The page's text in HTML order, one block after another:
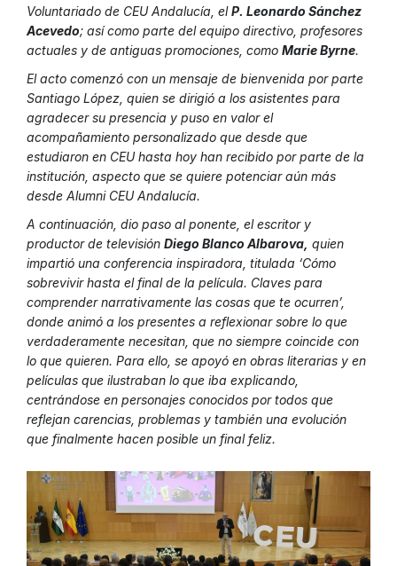
Voluntariado de CEU Andalucía, elP. Leonardo Sánchez
Acevedo; así como parte del equipo directivo, profesores
actuales y de antiguas promociones, como Marie Byrne.
El acto comenzó con un mensaje de bienvenida por parte
Santiago López, quien se dirigió a los asistentes para
agradecer su presencia y puso en valor el
acompañamiento personalizado que desde que
estudiaron en CEU hasta hoy han recibido por parte de la
institución, aspecto que se quiere potenciar aún más
desde Alumni CEU Andalucía.
A continuación, dio paso al ponente, el escritor y
productor de televisión Diego Blanco Albarova, quien
impartió una conferencia inspiradora, titulada ‘Cómo
sobrevivir hasta el final de la película. Claves para
comprender narrativamente las cosas que te ocurren’,
donde animó a los presentes a reflexionar sobre lo que
verdaderamente necesitan, que no siempre coincide con
lo que quieren. Para ello, se apoyó en obras literarias y en
películas que ilustraban lo que iba explicando,
centrándose en personajes conocidos por todos que
reflejan carencias, problemas y también una evolución
que finalmente hacen posible un final feliz.